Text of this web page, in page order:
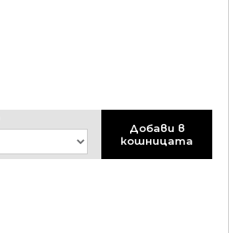
Добави в
кошницата